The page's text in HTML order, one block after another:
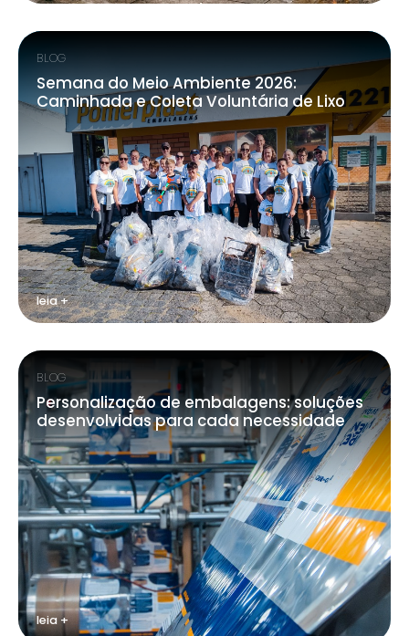
BLOG
Semana do Meio Ambiente 2026:
Caminhada e Coleta Voluntária de Lixo
leia +
BLOG
Personalização de embalagens: soluções
desenvolvidas para cada necessidade
leia +